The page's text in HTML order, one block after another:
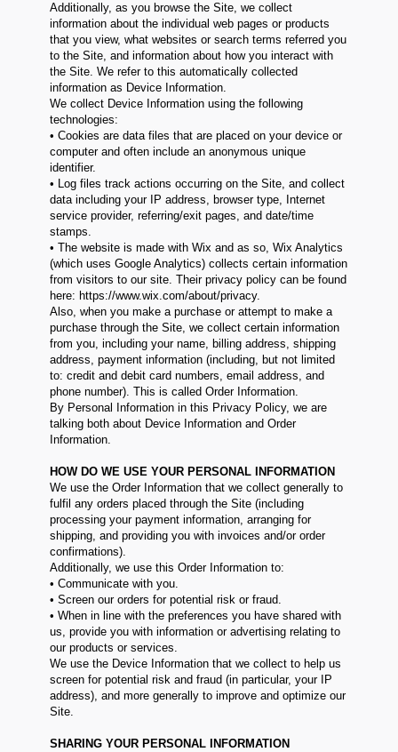
Additionally, as you browse the Site, we collect
information about the individual web pages or products
that you view, what websites or search terms referred you
to the Site, and information about how you interact with
the Site. We refer to this automatically collected
information as Device Information.
We collect Device Information using the following
technologies:
• Cookies are data files that are placed on your device or
computer and often include an anonymous unique
identifier.
• Log files track actions occurring on the Site, and collect
data including your IP address, browser type, Internet
service provider, referring/exit pages, and date/time
stamps.
• The website is made with Wix and as so, Wix Analytics
(which uses Google Analytics) collects certain information
from visitors to our site. Their privacy policy can be found
here: https://www.wix.com/about/privacy.
Also, when you make a purchase or attempt to make a
purchase through the Site, we collect certain information
from you, including your name, billing address, shipping
address, payment information (including, but not limited
to: credit and debit card numbers, email address, and
phone number). This is called Order Information.
By Personal Information in this Privacy Policy, we are
talking both about Device Information and Order
Information.
HOW DO WE USE YOUR PERSONAL INFORMATION
We use the Order Information that we collect generally to
fulfil any orders placed through the Site (including
processing your payment information, arranging for
shipping, and providing you with invoices and/or order
confirmations).
Additionally, we use this Order Information to:
• Communicate with you.
• Screen our orders for potential risk or fraud.
• When in line with the preferences you have shared with
us, provide you with information or advertising relating to
our products or services.
We use the Device Information that we collect to help us
screen for potential risk and fraud (in particular, your IP
address), and more generally to improve and optimize our
Site.
SHARING YOUR PERSONAL INFORMATION